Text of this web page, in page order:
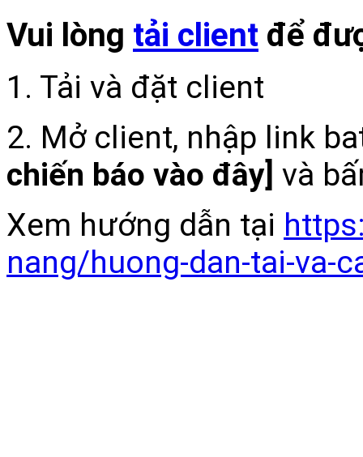
Vui lòng tải client để
1. Tải và đặt client
2. Mở client, nhập link
chiến báo vào đây] và
Xem hướng dẫn tại
nang/huong-dan-tai-va-